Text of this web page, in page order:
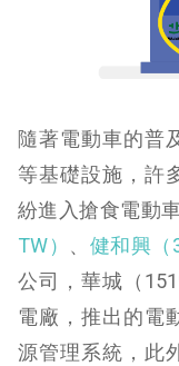
隨著電動車的普
等基礎設施，許
紛進入搶食電動
TW） 、 健和興（
公司，華城（
電廠，推出的電
源管理系統，此